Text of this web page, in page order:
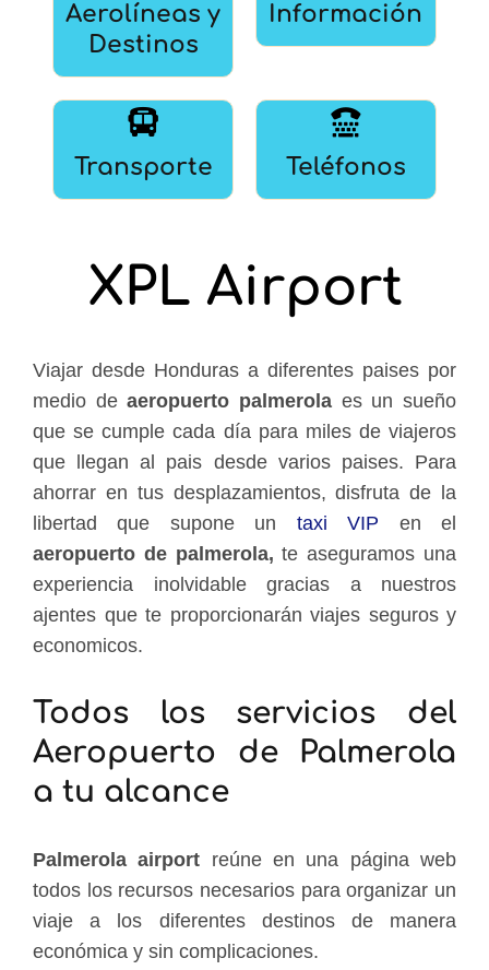
Aerolíneas y
Destinos
Información
Transporte Teléfonos
XPL Airport
Viajar desde Honduras a diferentes paises por
medio deaeropuerto palmerola es un sueño
que se cumple cada día para miles de viajeros
que llegan al pais desde varios paises. Para
ahorrar en tus desplazamientos, disfruta de la
libertad que supone un taxi VIP en el
aeropuerto de palmerola, te aseguramos una
experiencia inolvidable gracias a nuestros
ajentes que te proporcionarán viajes seguros y
economicos.
Todos los servicios del
Aeropuerto de Palmerola
a tu alcance
Palmerola airport reúne en una página web
todos los recursos necesarios para organizar un
viaje a los diferentes destinos de manera
económica y sin complicaciones.